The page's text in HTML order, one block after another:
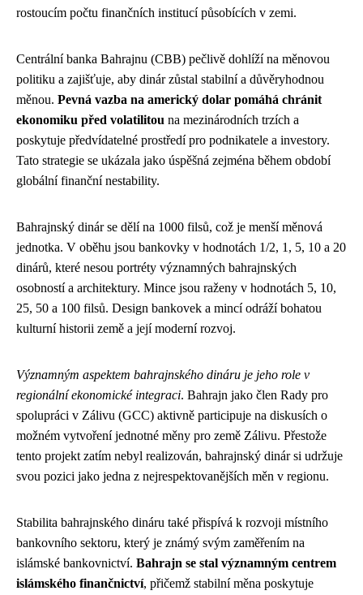
rostoucím počtu finančních institucí působících v zemi.
Centrální banka Bahrajnu (CBB) pečlivě dohlíží na měnovou
politiku a zajišťuje, aby dinár zůstal stabilní a důvěryhodnou
měnou. Pevná vazba na americký dolar pomáhá chránit
ekonomiku před volatilitou na mezinárodních trzích a
poskytuje předvídatelné prostředí pro podnikatele a investory.
Tato strategie se ukázala jako úspěšná zejména během období
globální finanční nestability.
Bahrajnský dinár se dělí na 1000 filsů, což je menší měnová
jednotka. V oběhu jsou bankovky v hodnotách 1/2, 1, 5, 10 a 20
dinárů, které nesou portréty významných bahrajnských
osobností a architektury. Mince jsou raženy v hodnotách 5, 10,
25, 50 a 100 filsů. Design bankovek a mincí odráží bohatou
kulturní historii země a její moderní rozvoj.
Významným aspektem bahrajnského dináru je jeho role v
regionální ekonomické integraci. Bahrajn jako člen Rady pro
spolupráci v Zálivu (GCC) aktivně participuje na diskusích o
možném vytvoření jednotné měny pro země Zálivu. Přestože
tento projekt zatím nebyl realizován, bahrajnský dinár si udržuje
svou pozici jako jedna z nejrespektovanějších měn v regionu.
Stabilita bahrajnského dináru také přispívá k rozvoji místního
bankovního sektoru, který je známý svým zaměřením na
islámské bankovnictví. Bahrajn se stal významným centrem
islámského finančnictví, přičemž stabilní měna poskytuje